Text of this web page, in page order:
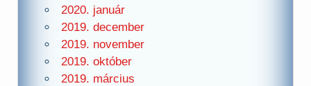
2020. január
2019. december
2019. november
2019. október
2019. március